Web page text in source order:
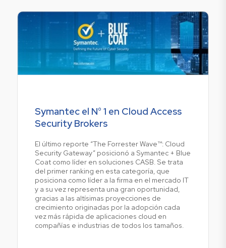
Symantec el N° 1 en Cloud Access
Security Brokers
El último reporte “The Forrester Wave™: Cloud
Security Gateway” posicionó a Symantec + Blue
Coat como líder en soluciones CASB. Se trata
del primer ranking en esta categoría, que
posiciona como líder a la firma en el mercado IT
y a su vez representa una gran oportunidad,
gracias a las altísimas proyecciones de
crecimiento originadas por la adopción cada
vez más rápida de aplicaciones cloud en
compañías e industrias de todos los tamaños.